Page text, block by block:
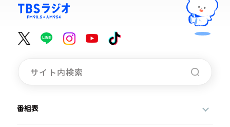
番組表